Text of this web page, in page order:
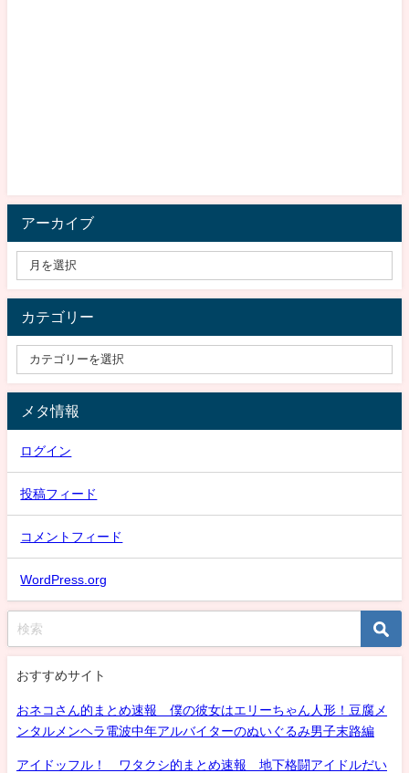
アーカイブ
カテゴリー
メタ情報
ログイン
投稿フィード
コメントフィード
WordPress.org
おすすめサイト
おネコさん的まとめ速報 僕の彼女はエリーちゃん人形！豆腐メ
ンタルメンヘラ電波中年アルバイターのぬいぐるみ男子末路編
アイドッフル！ ワタクシ的まとめ速報 地下格闘アイドルだい